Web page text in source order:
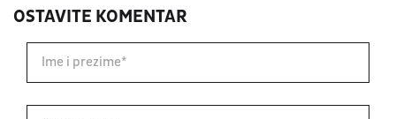
OSTAVITE KOMENTAR